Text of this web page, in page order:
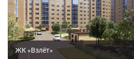
ЖК «Взлёт»